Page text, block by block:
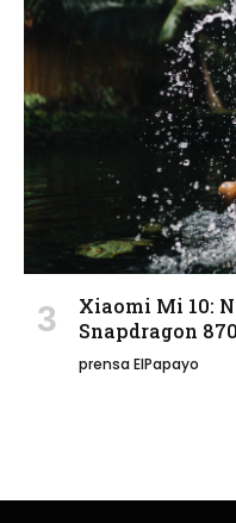
Xiaomi Mi 10:
Snapdragon
prensa ElPapayo